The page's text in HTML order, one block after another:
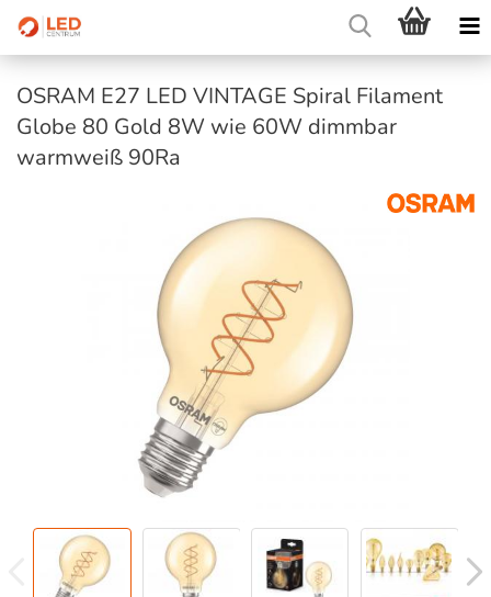
OSRAM E27 LED VINTAGE Spiral Filament
Globe 80 Gold 8W wie 60W dimmbar
warmweiß 90Ra